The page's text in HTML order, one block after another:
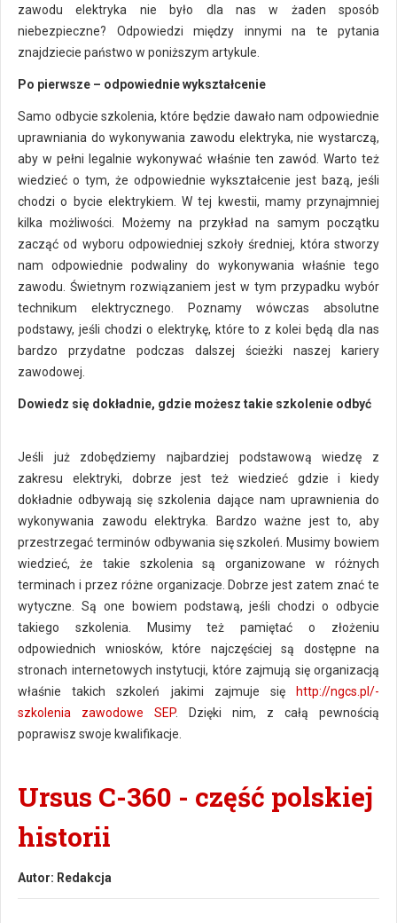
zawodu elektryka nie było dla nas w żaden sposób
niebezpieczne? Odpowiedzi między innymi na te pytania
znajdziecie państwo w poniższym artykule.
Po pierwsze – odpowiednie wykształcenie
Samo odbycie szkolenia, które będzie dawało nam odpowiednie
uprawniania do wykonywania zawodu elektryka, nie wystarczą,
aby w pełni legalnie wykonywać właśnie ten zawód. Warto też
wiedzieć o tym, że odpowiednie wykształcenie jest bazą, jeśli
chodzi o bycie elektrykiem. W tej kwestii, mamy przynajmniej
kilka możliwości. Możemy na przykład na samym początku
zacząć od wyboru odpowiedniej szkoły średniej, która stworzy
nam odpowiednie podwaliny do wykonywania właśnie tego
zawodu. Świetnym rozwiązaniem jest w tym przypadku wybór
technikum elektrycznego. Poznamy wówczas absolutne
podstawy, jeśli chodzi o elektrykę, które to z kolei będą dla nas
bardzo przydatne podczas dalszej ścieżki naszej kariery
zawodowej.
Dowiedz się dokładnie, gdzie możesz takie szkolenie odbyć
Jeśli już zdobędziemy najbardziej podstawową wiedzę z
zakresu elektryki, dobrze jest też wiedzieć gdzie i kiedy
dokładnie odbywają się szkolenia dające nam uprawnienia do
wykonywania zawodu elektryka. Bardzo ważne jest to, aby
przestrzegać terminów odbywania się szkoleń. Musimy bowiem
wiedzieć, że takie szkolenia są organizowane w różnych
terminach i przez różne organizacje. Dobrze jest zatem znać te
wytyczne. Są one bowiem podstawą, jeśli chodzi o odbycie
takiego szkolenia. Musimy też pamiętać o złożeniu
odpowiednich wniosków, które najczęściej są dostępne na
stronach internetowych instytucji, które zajmują się organizacją
właśnie takich szkoleń jakimi zajmuje się
http://ngcs.pl/-
szkolenia zawodowe SEP. Dzięki nim, z całą pewnością
poprawisz swoje kwalifikacje.
Ursus C-360 - część polskiej
historii
Autor: Redakcja